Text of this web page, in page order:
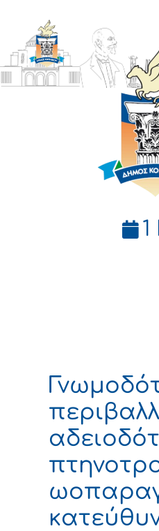
ΔΗΜΟΣ
ΚΟΡΙΝΘΙΩΝ
1